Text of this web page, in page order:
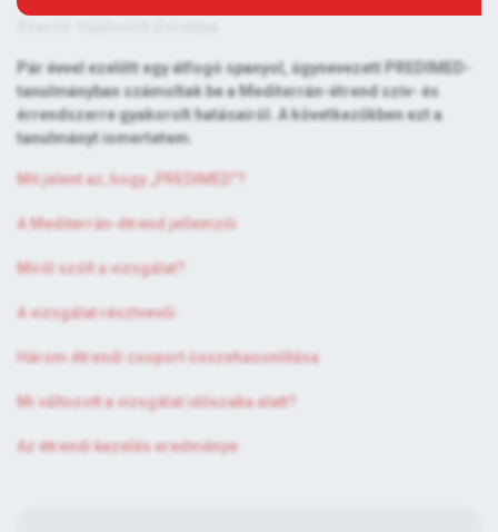
Pár évvel ezelőtt egy átfogó spanyol, úgynevezett PREDIMED-
tanulmányban számoltak be a Mediterrán-étrend szív- és
érrendszerre gyakorolt hatásairól. A következőkben ezt a
tanulmányt ismertetem.
Mit jelent az, hogy „PREDIMED”?
A Mediterrán-étrend jellemzői
Miről szólt a vizsgálat?
A vizsgálat résztvevői
Három étrendi csoport összehasonlítása
Mi változott a vizsgálat időszaka alatt?
Az étrendi kezelés eredménye